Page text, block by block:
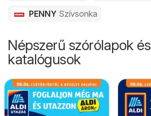
PENNY Szívsonka
Népszerű szórólapok és
katalógusok